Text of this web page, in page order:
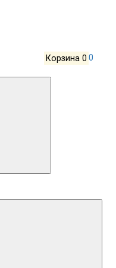
Корзина 0 0